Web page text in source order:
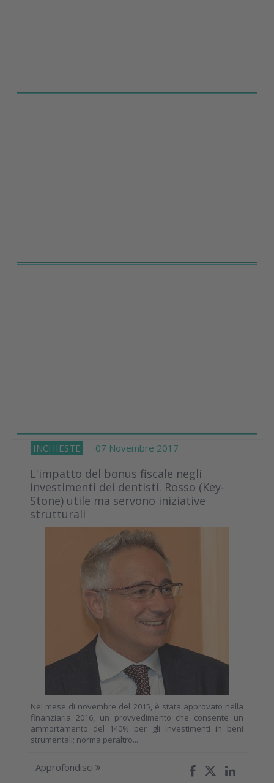
INCHIESTE 07 Novembre 2017
L'impatto del bonus fiscale negli
investimenti dei dentisti. Rosso (Key-
Stone) utile ma servono iniziative
strutturali
Nel mese di novembre del 2015, è stata approvato nella
finanziaria 2016, un provvedimento che consente un
ammortamento del 140% per gli investimenti in beni
strumentali; norma peraltro...
Approfondisci